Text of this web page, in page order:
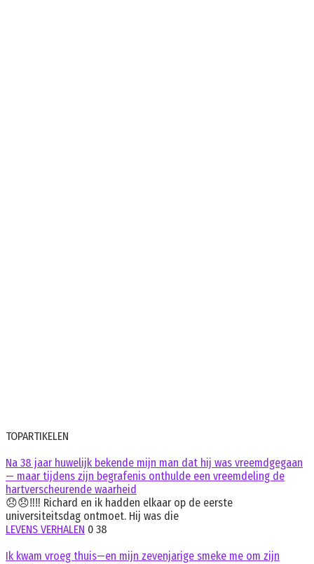
TOPARTIKELEN
Na 38 jaar huwelijk bekende mijn man dat hij was vreemdgegaan
— maar tijdens zijn begrafenis onthulde een vreemdeling de
hartverscheurende waarheid
😞😞‼️‼️ Richard en ik hadden elkaar op de eerste
universiteitsdag ontmoet. Hij was die
LEVENS VERHALEN 0 38
Ik kwam vroeg thuis—en mijn zevenjarige smeke me om zijn